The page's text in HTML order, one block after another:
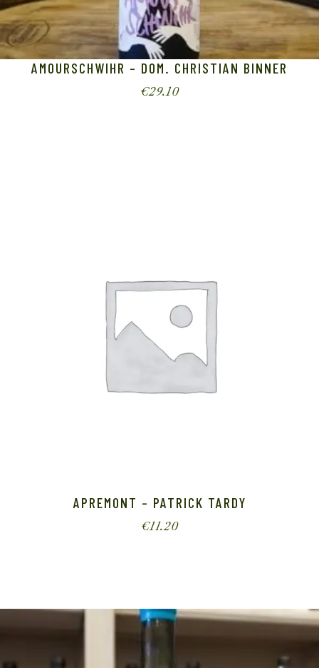
AMOURSCHWIHR – DOM. CHRISTIAN BINNER
€29.10
APREMONT – PATRICK TARDY
€11.20